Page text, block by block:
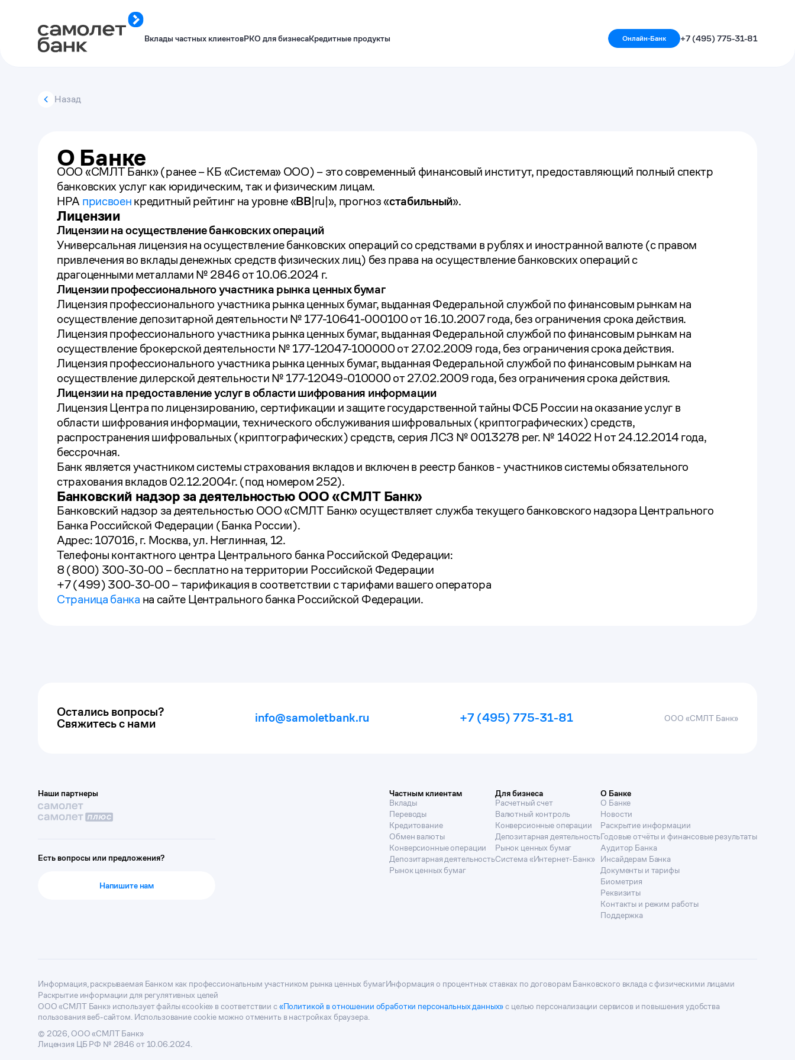
Вклады частных клиентовРКО для бизнесаКредитные продукты Онлайн-Банк +7 (495) 775-31-81
Назад
О Банке
ООО «СМЛТ Банк» (ранее – КБ «Система» ООО) – это современный финансовый институт, предоставляющий полный спектр
банковских услуг как юридическим, так и физическим лицам.
НРА присвоен кредитный рейтинг на уровне «BB|ru|», прогноз «стабильный».
Лицензии
Лицензии на осуществление банковских операций
Универсальная лицензия на осуществление банковских операций со средствами в рублях и иностранной валюте (с правом
привлечения во вклады денежных средств физических лиц) без права на осуществление банковских операций с
драгоценными металлами № 2846 от 10.06.2024 г.
Лицензии профессионального участника рынка ценных бумаг
Лицензия профессионального участника рынка ценных бумаг, выданная Федеральной службой по финансовым рынкам на
осуществление депозитарной деятельности № 177-10641-000100 от 16.10.2007 года, без ограничения срока действия.
Лицензия профессионального участника рынка ценных бумаг, выданная Федеральной службой по финансовым рынкам на
осуществление брокерской деятельности № 177-12047-100000 от 27.02.2009 года, без ограничения срока действия.
Лицензия профессионального участника рынка ценных бумаг, выданная Федеральной службой по финансовым рынкам на
осуществление дилерской деятельности № 177-12049-010000 от 27.02.2009 года, без ограничения срока действия.
Лицензии на предоставление услуг в области шифрования информации
Лицензия Центра по лицензированию, сертификации и защите государственной тайны ФСБ России на оказание услуг в
области шифрования информации, технического обслуживания шифровальных (криптографических) средств,
распространения шифровальных (криптографических) средств, серия ЛСЗ № 0013278 рег. № 14022 Н от 24.12.2014 года,
бессрочная.
Банк является участником системы страхования вкладов и включен в реестр банков - участников системы обязательного
страхования вкладов 02.12.2004г. (под номером 252).
Банковский надзор за деятельностью ООО «СМЛТ Банк»
Банковский надзор за деятельностью ООО «СМЛТ Банк» осуществляет служба текущего банковского надзора Центрального
Банка Российской Федерации (Банка России).
Адрес: 107016, г. Москва, ул. Неглинная, 12.
Телефоны контактного центра Центрального банка Российской Федерации:
8 (800) 300-30-00 – бесплатно на территории Российской Федерации
+7 (499) 300-30-00 – тарификация в соответствии с тарифами вашего оператора
Страница банка на сайте Центрального банка Российской Федерации.
Остались вопросы?
Свяжитесь с нами
info@samoletbank.ru +7 (495) 775-31-81 ООО «СМЛТ Банк»
Наши партнеры
Есть вопросы или предложения?
Напишите нам
Частным клиентам
Вклады
Переводы
Кредитование
Обмен валюты
Конверсионные операции
Депозитарная деятельность
Рынок ценных бумаг
Для бизнеса
Расчетный счет
Валютный контроль
Конверсионные операции
Депозитарная деятельность
Рынок ценных бумаг
Система «Интернет-Банк»
О Банке
О Банке
Новости
Раскрытие информации
Годовые отчёты и финансовые результаты
Аудитор Банка
Инсайдерам Банка
Документы и тарифы
Биометрия
Реквизиты
Контакты и режим работы
Поддержка
Информация, раскрываемая Банком как профессиональным участником рынка ценных бумагИнформация о процентных ставках по договорам Банковского вклада с физическими лицами
Раскрытие информации для регулятивных целей
ООО «СМЛТ Банк» использует файлы «cookie» в соответствии с«Политикой в отношении обработки персональных данных»с целью персонализации сервисов и повышения удобства
пользования веб-сайтом. Использование cookie можно отменить в настройках браузера.
© 2026, ООО «СМЛТ Банк»
Лицензия ЦБ РФ № 2846 от 10.06.2024.